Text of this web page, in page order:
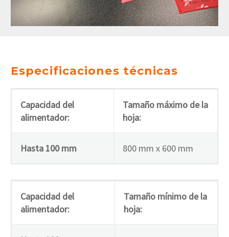
Especificaciones técnicas
Capacidad del
alimentador:
Tamaño máximo de la
hoja:
Hasta 100 mm 800 mm x 600 mm
Capacidad del
alimentador:
Tamaño mínimo de la
hoja: